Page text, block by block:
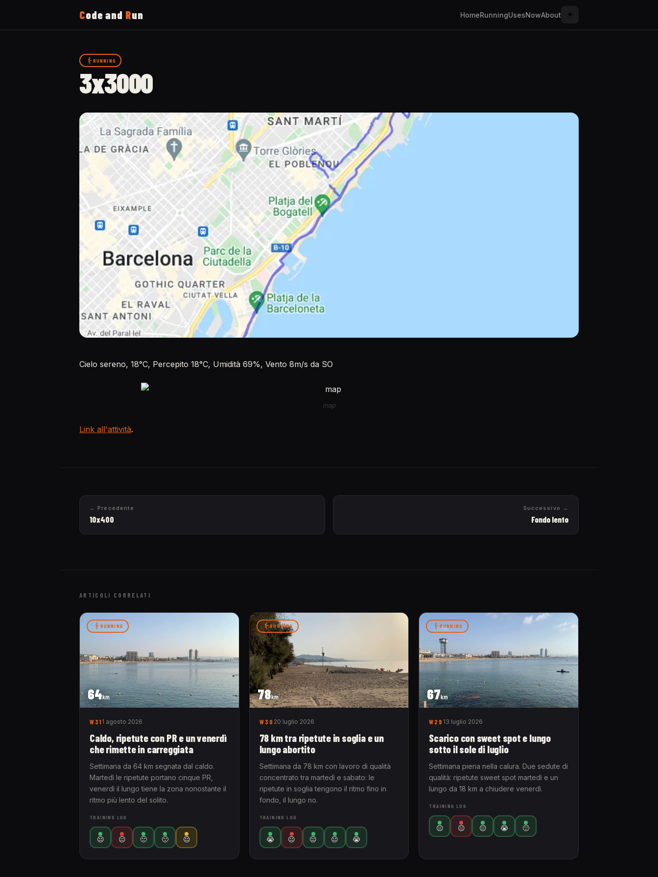
Code and Run HomeRunningUsesNowAbout ☀️
RUNNING
3x3000
Cielo sereno, 18°C, Percepito 18°C, Umidità 69%, Vento 8m/s da SO
map
Link all'attività.
← Precedente
10x400
Successivo →
Fondo lento
ARTICOLI CORRELATI
64km
RUNNING
W31 1 agosto 2026
Caldo, ripetute con PR e un venerdì
che rimette in carreggiata
Settimana da 64 km segnata dal caldo.
Martedì le ripetute portano cinque PR,
venerdì il lungo tiene la zona nonostante il
ritmo più lento del solito.
TRAINING LOG
😐 😐 🙁 🙁 😐
78km
RUNNING
W30 20 luglio 2026
78 km tra ripetute in soglia e un
lungo abortito
Settimana da 78 km con lavoro di qualità
concentrato tra martedì e sabato: le
ripetute in soglia tengono il ritmo fino in
fondo, il lungo no.
TRAINING LOG
😭 😐 😐 😐 😭
67km
RUNNING
W29 13 luglio 2026
Scarico con sweet spot e lungo
sotto il sole di luglio
Settimana piena nella calura. Due sedute di
qualità: ripetute sweet spot martedì e un
lungo da 18 km a chiudere venerdì.
TRAINING LOG
😐 😐 😐 😭 🙂